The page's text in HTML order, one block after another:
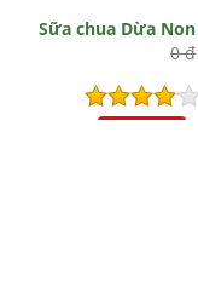
Sữa chua Dừa Non
0 đ